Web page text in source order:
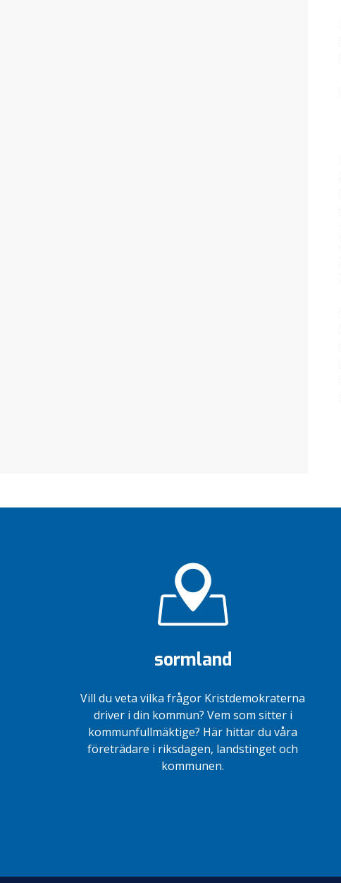
sormland
Vill du veta vilka frågor Kristdemokraterna
driver i din kommun? Vem som sitter i
kommunfullmäktige? Här hittar du våra
företrädare i riksdagen, landstinget och
kommunen.